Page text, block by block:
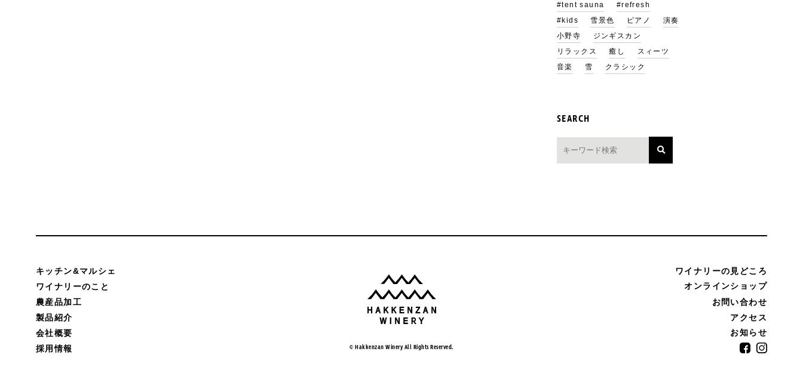
#tent sauna
#refresh
#kids
雪景色 ピアノ
演奏
小野寺
ジンギスカン
リラックス
癒し
スィーツ
音楽
雪 クラシック
SEARCH
キッチン&マルシェ
ワイナリーのこと
農産品加工
製品紹介
会社概要
採用情報
ワイナリーの見どころ
オンラインショップ
お問い合わせ
アクセス
お知らせ
© Hakkenzan Winery All Rights Reserved.